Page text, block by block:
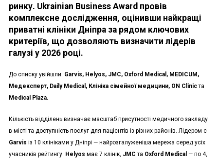
ринку. Ukrainian Business Award провів
комплексне дослідження, оцінивши найкращі
приватні клініки Дніпра за рядом ключових
критеріїв, що дозволяють визначити лідерів
галузі у 2026 році.
До списку увійшли: Garvis, Helyos, JMC, Oxford Medical, MEDICUM,
Медексперт, Daily Medical, Клініка сімейної медицини, ON Clinicта
Medical Plaza.
Кількість відділень визначає масштаб присутності медичного закладу
в місті та доступність послуг для пацієнтів із різних районів. Лідером є
Garvis із 10 клініками у Дніпрі — найрозгалуженіша мережа серед усіх
учасників рейтингу. Helyos має 7 клінік, JMCта Oxford Medical — по 4,